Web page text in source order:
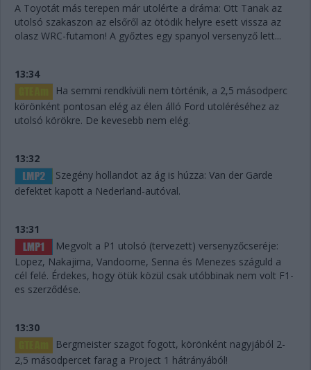
A Toyotát más terepen már utolérte a dráma: Ott Tanak az
utolsó szakaszon az elsőről az ötödik helyre esett vissza az
olasz WRC-futamon! A győztes egy spanyol versenyző lett...
13:34
Ha semmi rendkívüli nem történik, a 2,5 másodperc
körönként pontosan elég az élen álló Ford utoléréséhez az
utolsó körökre. De kevesebb nem elég.
13:32
Szegény hollandot az ág is húzza: Van der Garde
defektet kapott a Nederland-autóval.
13:31
Megvolt a P1 utolsó (tervezett) versenyzőcseréje:
Lopez, Nakajima, Vandoorne, Senna és Menezes száguld a
cél felé. Érdekes, hogy ötük közül csak utóbbinak nem volt F1-
es szerződése.
13:30
Bergmeister szagot fogott, körönként nagyjából 2-
2,5 másodpercet farag a Project 1 hátrányából!